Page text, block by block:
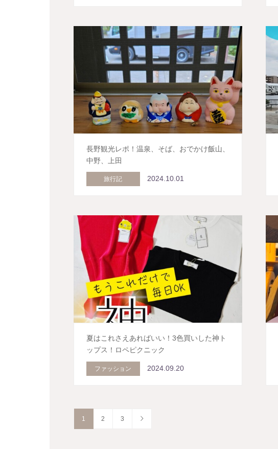
長野観光レポ！温泉、そば、おでかけ飯山、
中野、上田
旅行記 2024.10.01
夏はこれさえあればいい！3色買いした神ト
ップス！ロペピクニック
ファッション 2024.09.20
1 2 3